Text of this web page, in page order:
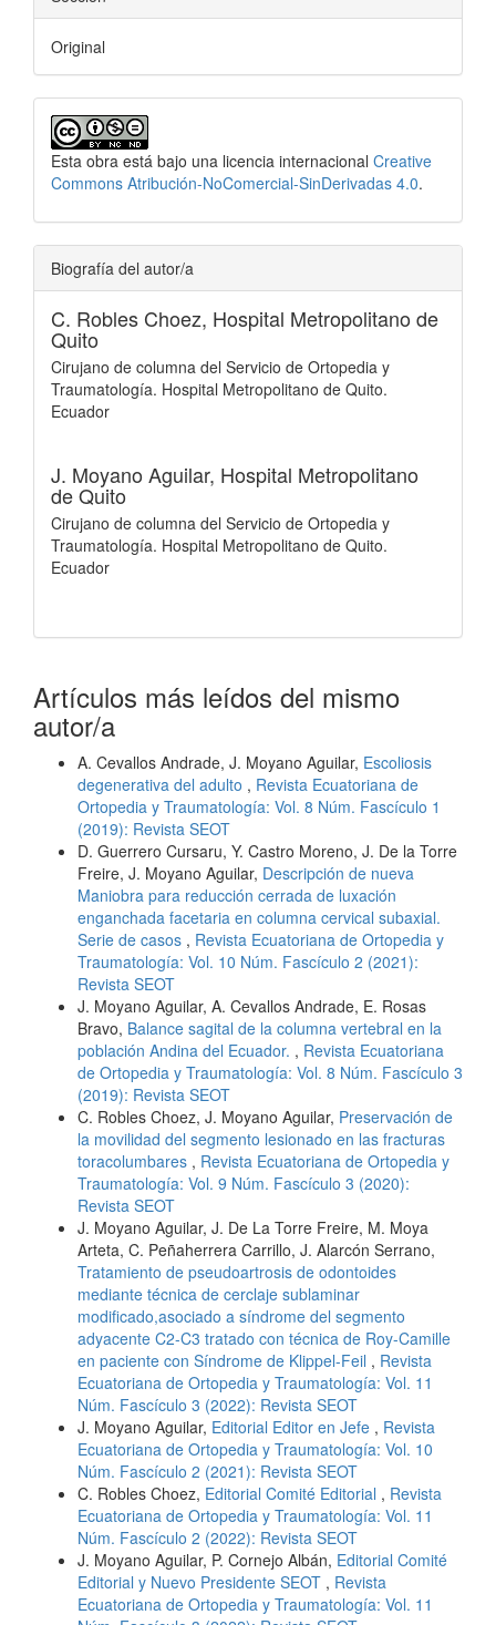
Original
Esta obra está bajo una licencia internacional Creative
Commons Atribución-NoComercial-SinDerivadas 4.0.
Biografía del autor/a
C. Robles Choez, Hospital Metropolitano de
Quito
Cirujano de columna del Servicio de Ortopedia y
Traumatología. Hospital Metropolitano de Quito.
Ecuador
J. Moyano Aguilar, Hospital Metropolitano
de Quito
Cirujano de columna del Servicio de Ortopedia y
Traumatología. Hospital Metropolitano de Quito.
Ecuador
Artículos más leídos del mismo
autor/a
A. Cevallos Andrade, J. Moyano Aguilar, Escoliosis
degenerativa del adulto , Revista Ecuatoriana de
Ortopedia y Traumatología: Vol. 8 Núm. Fascículo 1
(2019): Revista SEOT
D. Guerrero Cursaru, Y. Castro Moreno, J. De la Torre
Freire, J. Moyano Aguilar, Descripción de nueva
Maniobra para reducción cerrada de luxación
enganchada facetaria en columna cervical subaxial.
Serie de casos , Revista Ecuatoriana de Ortopedia y
Traumatología: Vol. 10 Núm. Fascículo 2 (2021):
Revista SEOT
J. Moyano Aguilar, A. Cevallos Andrade, E. Rosas
Bravo, Balance sagital de la columna vertebral en la
población Andina del Ecuador. , Revista Ecuatoriana
de Ortopedia y Traumatología: Vol. 8 Núm. Fascículo 3
(2019): Revista SEOT
C. Robles Choez, J. Moyano Aguilar, Preservación de
la movilidad del segmento lesionado en las fracturas
toracolumbares , Revista Ecuatoriana de Ortopedia y
Traumatología: Vol. 9 Núm. Fascículo 3 (2020):
Revista SEOT
J. Moyano Aguilar, J. De La Torre Freire, M. Moya
Arteta, C. Peñaherrera Carrillo, J. Alarcón Serrano,
Tratamiento de pseudoartrosis de odontoides
mediante técnica de cerclaje sublaminar
modificado,asociado a síndrome del segmento
adyacente C2-C3 tratado con técnica de Roy-Camille
en paciente con Síndrome de Klippel-Feil , Revista
Ecuatoriana de Ortopedia y Traumatología: Vol. 11
Núm. Fascículo 3 (2022): Revista SEOT
J. Moyano Aguilar, Editorial Editor en Jefe , Revista
Ecuatoriana de Ortopedia y Traumatología: Vol. 10
Núm. Fascículo 2 (2021): Revista SEOT
C. Robles Choez, Editorial Comité Editorial , Revista
Ecuatoriana de Ortopedia y Traumatología: Vol. 11
Núm. Fascículo 2 (2022): Revista SEOT
J. Moyano Aguilar, P. Cornejo Albán, Editorial Comité
Editorial y Nuevo Presidente SEOT , Revista
Ecuatoriana de Ortopedia y Traumatología: Vol. 11